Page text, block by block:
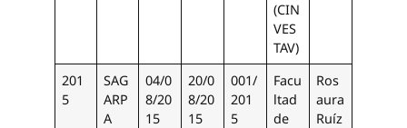
(CIN
VES
TAV)
201
5
SAG
ARP
A
04/0
8/20
15
20/0
8/20
15
001/
201
5
Facu
ltad
de
Ros
aura
Ruíz